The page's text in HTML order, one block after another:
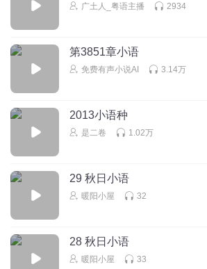
广土人_粤语主播 2934
第3851章小语
免费有声小说AI 3.14万
2013小语种
是二卷 1.02万
29 秋日小语
暖阳小屋 32
28 秋日小语
暖阳小屋 33